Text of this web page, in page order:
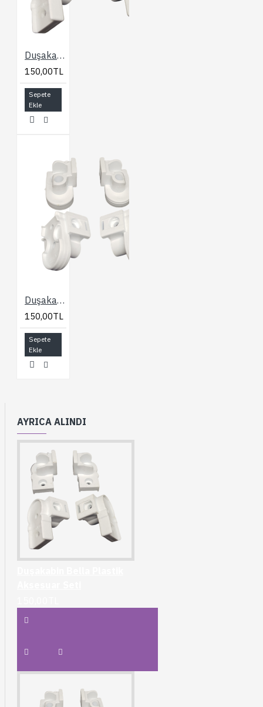
Duşakabin Bella Plastik Aksesuar Seti
150,00TL
Sepete
Ekle
Duşakabin Bella Plastik Aksesuar Seti
150,00TL
Sepete
Ekle
AYRICA ALINDI